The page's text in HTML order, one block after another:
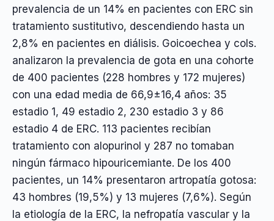
prevalencia de un 14% en pacientes con ERC sin
tratamiento sustitutivo, descendiendo hasta un
2,8% en pacientes en diálisis. Goicoechea y cols.
analizaron la prevalencia de gota en una cohorte
de 400 pacientes (228 hombres y 172 mujeres)
con una edad media de 66,9±16,4 años: 35
estadio 1, 49 estadio 2, 230 estadio 3 y 86
estadio 4 de ERC. 113 pacientes recibían
tratamiento con alopurinol y 287 no tomaban
ningún fármaco hipouricemiante. De los 400
pacientes, un 14% presentaron artropatía gotosa:
43 hombres (19,5%) y 13 mujeres (7,6%). Según
la etiología de la ERC, la nefropatía vascular y la